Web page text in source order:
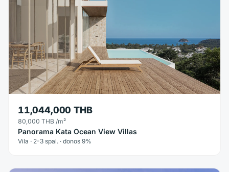
11,044,000 THB
80,000 THB /m²
Panorama Kata Ocean View Villas
Vila · 2-3 spal. · donos 9%